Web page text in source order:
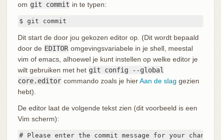
om git commit in te typen:
$ git commit
Dit start de door jou gekozen editor op. (Dit wordt bepaald
door de EDITOR omgevingsvariabele in je shell, meestal
vim of emacs, alhoewel je kunt instellen op welke editor je
wilt gebruiken met het git config --global
core.editor commando zoals je hierAan de slag gezien
hebt).
De editor laat de volgende tekst zien (dit voorbeeld is een
Vim scherm):
# Please enter the commit message for your